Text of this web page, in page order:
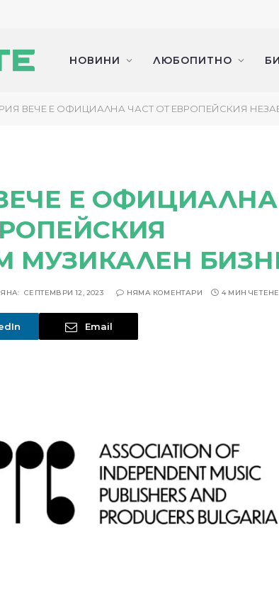
НОВИНИ ЛЮБОПИТНО
ВЕЧЕ Е ОФИЦИАЛНА ЧАСТ ОТ ЕВРОПЕЙСКИЯ
Е ОФИЦИАЛНА
МУЗИКАЛЕН
СЕПТЕМВРИ 12, 2023 НЯМА КОМЕНТАРИ 4 МИН ЧЕТЕНЕ
Email